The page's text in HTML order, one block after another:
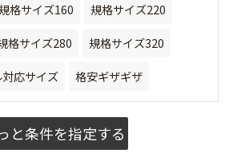
格サイズ160
規格サイズ220
格サイズ280
規格サイズ320
応サイズ 格安ギザギザ
と条件を指定する